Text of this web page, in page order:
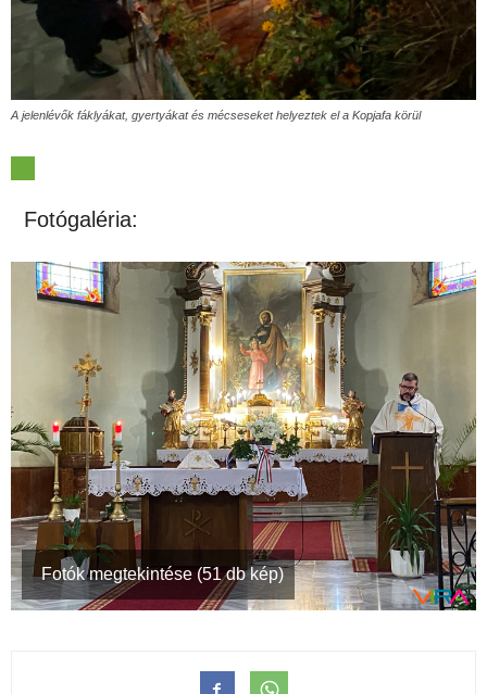
A jelenlévők fáklyákat, gyertyákat és mécseseket helyeztek el a Kopjafa körül
Fotógaléria:
Fotók megtekintése (51 db kép)